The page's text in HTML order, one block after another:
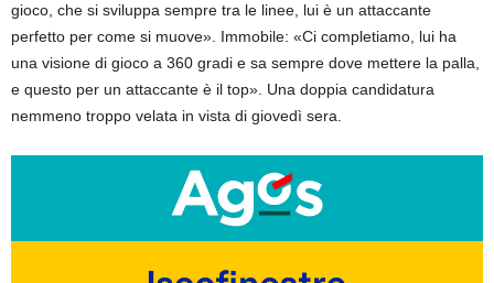
gioco, che si sviluppa sempre tra le linee, lui è un attaccante
perfetto per come si muove». Immobile: «Ci completiamo, lui ha
una visione di gioco a 360 gradi e sa sempre dove mettere la palla,
e questo per un attaccante è il top». Una doppia candidatura
nemmeno troppo velata in vista di giovedì sera.